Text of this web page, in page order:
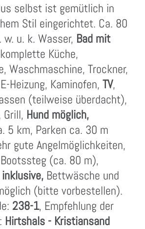
selbst ist gemütlich in
Stil eingerichtet. Ca. 80
u. k. Wasser, Bad mit
Küche,
Waschmaschine, Trockner,
Heizung, Kaminofen, TV,
(teilweise überdacht),
Grill, Hund möglich,
5 km, Parken ca. 30 m
gute Angelmöglichkeiten,
(ca. 80 m),
Bettwäsche und
(bitte vorbestellen).
238-1, Empfehlung der
Hirtshals - Kristiansand